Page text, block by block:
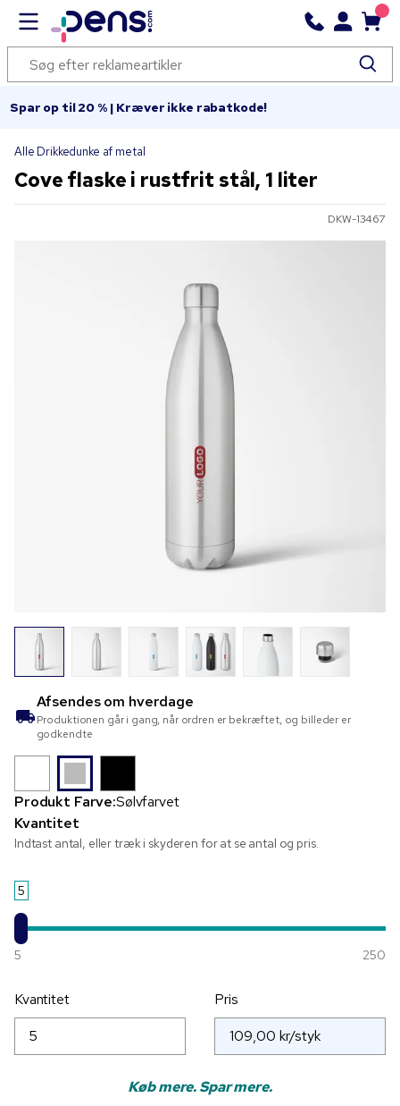
Spar op til 20 % | Kræver ikke rabatkode!
Alle Drikkedunke af metal
Cove flaske i rustfrit stål, 1 liter
DKW-13467
Afsendes om hverdage
Produktionen går i gang, når ordren er bekræftet, og billeder er
godkendte
Produkt Farve:Sølvfarvet
Kvantitet
Indtast antal, eller træk i skyderen for at se antal og pris.
5
5 250
Kvantitet Pris
Køb mere. Spar mere.